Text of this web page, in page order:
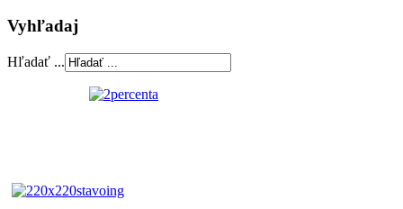
Vyhľadaj
Hľadať ...